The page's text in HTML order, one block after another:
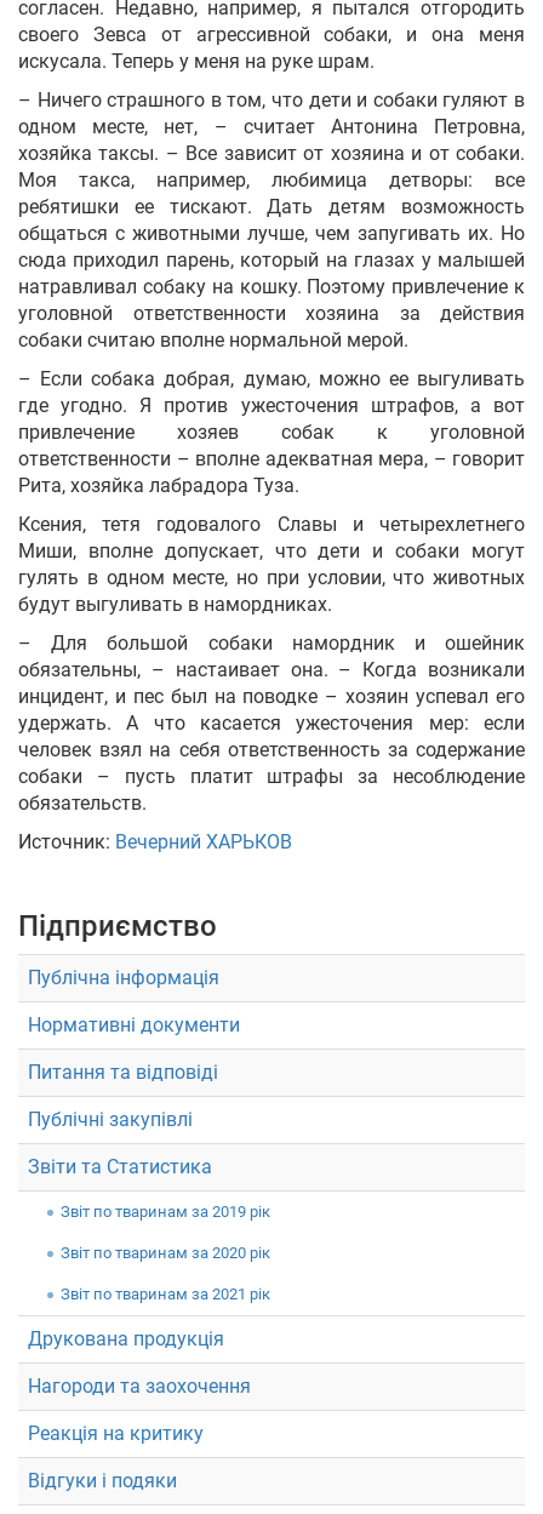
согласен. Недавно, например, я пытался отгородить
своего Зевса от агрессивной собаки, и она меня
искусала. Теперь у меня на руке шрам.
– Ничего страшного в том, что дети и собаки гуляют в
одном месте, нет, – считает Антонина Петровна,
хозяйка таксы. – Все зависит от хозяина и от собаки.
Моя такса, например, любимица детворы: все
ребятишки ее тискают. Дать детям возможность
общаться с животными лучше, чем запугивать их. Но
сюда приходил парень, который на глазах у малышей
натравливал собаку на кошку. Поэтому привлечение к
уголовной ответственности хозяина за действия
собаки считаю вполне нормальной мерой.
– Если собака добрая, думаю, можно ее выгуливать
где угодно. Я против ужесточения штрафов, а вот
привлечение хозяев собак к уголовной
ответственности – вполне адекватная мера, – говорит
Рита, хозяйка лабрадора Туза.
Ксения, тетя годовалого Славы и четырехлетнего
Миши, вполне допускает, что дети и собаки могут
гулять в одном месте, но при условии, что животных
будут выгуливать в намордниках.
– Для большой собаки намордник и ошейник
обязательны, – настаивает она. – Когда возникали
инцидент, и пес был на поводке – хозяин успевал его
удержать. А что касается ужесточения мер: если
человек взял на себя ответственность за содержание
собаки – пусть платит штрафы за несоблюдение
обязательств.
Источник: Вечерний ХАРЬКОВ
Підприємство
Публічна інформація
Нормативні документи
Питання та відповіді
Публічні закупівлі
Звіти та Статистика
Звiт по тваринам за 2019 рік
Звiт по тваринам за 2020 рік
Звiт по тваринам за 2021 рік
Друкована продукція
Нагороди та заохочення
Реакція на критику
Відгуки і подяки